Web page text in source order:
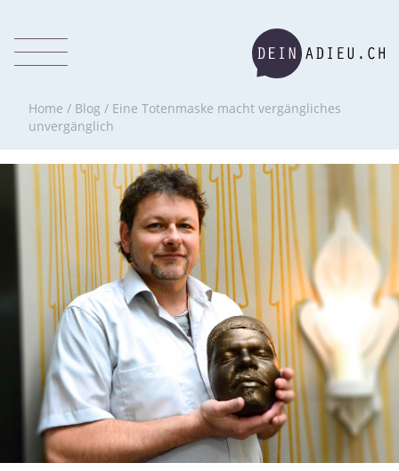
Home / Blog / Eine Totenmaske macht vergängliches
unvergänglich